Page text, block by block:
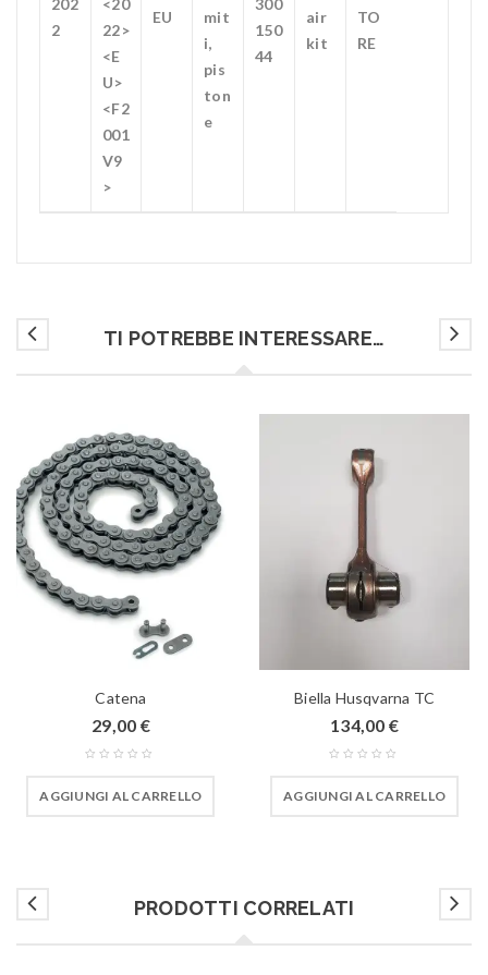
2
22>
<E
U>
<F2
001
V9
>
EU
mit
i,
pis
ton
e
150
44
air
kit
TO
RE
TI POTREBBE INTERESSARE…
Catena
29,00 €
AGGIUNGI AL CARRELLO
Biella Husqvarna TC
134,00 €
AGGIUNGI AL CARRELLO
PRODOTTI CORRELATI